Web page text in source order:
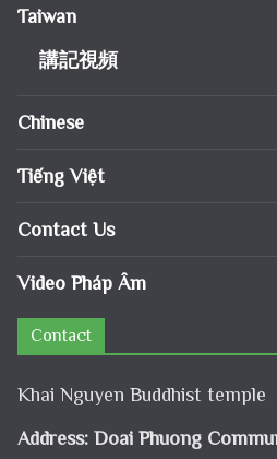
Taiwan
講記視頻
Chinese
Tiếng Việt
Contact Us
Video Pháp Âm
Contact
Khai Nguyen Buddhist temple
Address: Doai Phuong